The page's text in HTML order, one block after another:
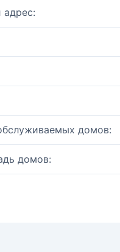
адрес:
домов:
домов: